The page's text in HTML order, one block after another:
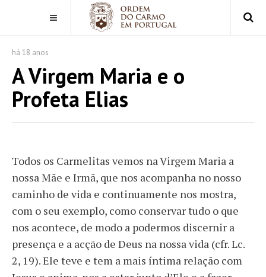
há 18 anos
A Virgem Maria e o
Profeta Elias
Todos os Carmelitas vemos na Virgem Maria a
nossa Mãe e Irmã, que nos acompanha no nosso
caminho de vida e continuamente nos mostra,
com o seu exemplo, como conservar tudo o que
nos acontece, de modo a podermos discernir a
presença e a acção de Deus na nossa vida (cfr. Lc.
2, 19). Ele teve e tem a mais íntima relação com